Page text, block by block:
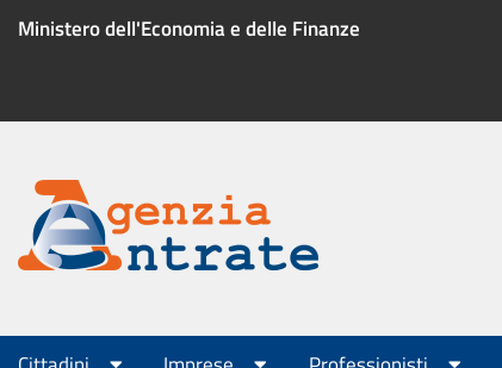
Ministero dell'Economia e delle Finanze
Menu
servizio
Agenzia
Menu